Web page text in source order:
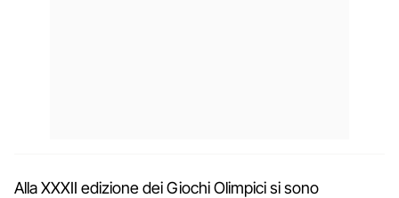
Alla XXXII edizione dei Giochi Olimpici si sono